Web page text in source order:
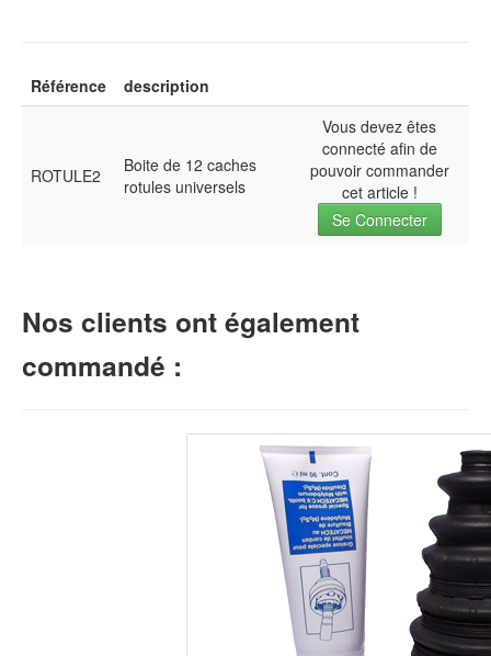
Référence description
ROTULE2
Boite de 12 caches
rotules universels
Vous devez êtes
connecté afin de
pouvoir commander
cet article !
Se Connecter
Nos clients ont également
commandé :